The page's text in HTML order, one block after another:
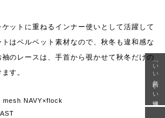
ットに重ねるインナー使いとして活躍して
はベルベット素材なので、秋冬も違和感な
のレースは、手首から覗かせて秋冬だけの
す。
mesh NAVY×flock
「いい年齢 いい洋服」